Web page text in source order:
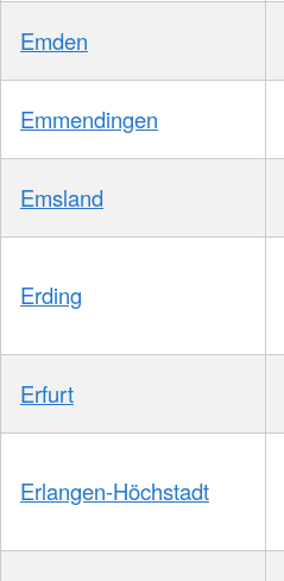
Emden
Emmendingen
Emsland
Erding
Erfurt
Erlangen-Höchstadt